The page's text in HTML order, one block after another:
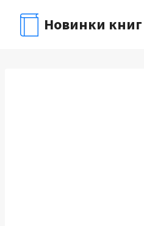
содержимому
Новинки книг